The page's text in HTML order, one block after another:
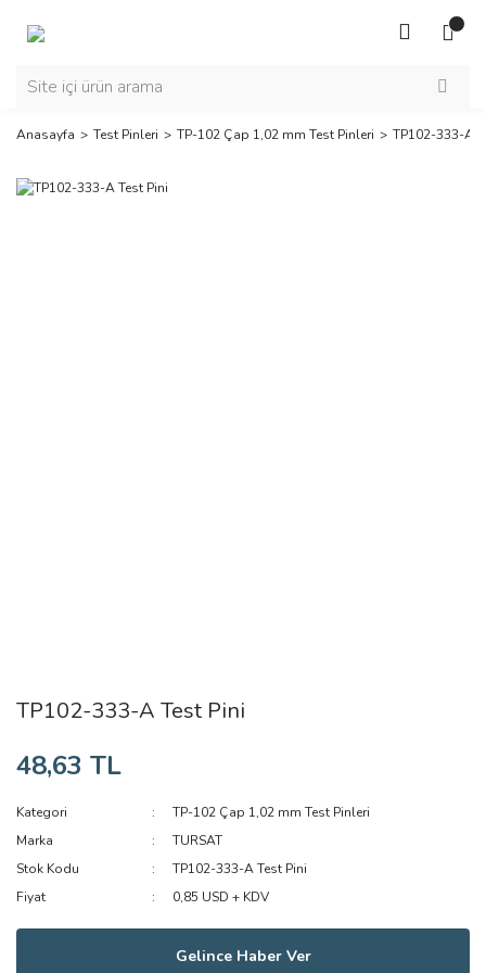
Anasayfa Test Pinleri TP-102 Çap 1,02 mm Test Pinleri TP102-333-A
TP102-333-A Test Pini
48,63 TL
Kategori
TP-102 Çap 1,02 mm Test Pinleri
Marka
TURSAT
Stok Kodu
TP102-333-A Test Pini
Fiyat
0,85 USD + KDV
Gelince Haber Ver